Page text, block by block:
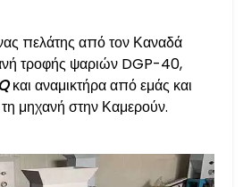
πελάτης από τον Καναδά
τροφής ψαριών DGP-40,
και αναμικτήρα από εμάς και
μηχανή στην Καμερούν.